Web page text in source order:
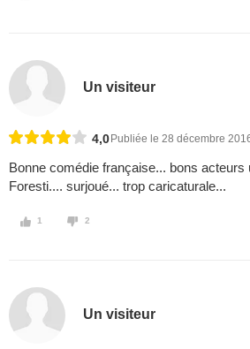
Un visiteur
4,0 Publiée le 28 décembre
Bonne comédie française... bons acteurs
Foresti.... surjoué... trop caricaturale...
1 2
Un visiteur